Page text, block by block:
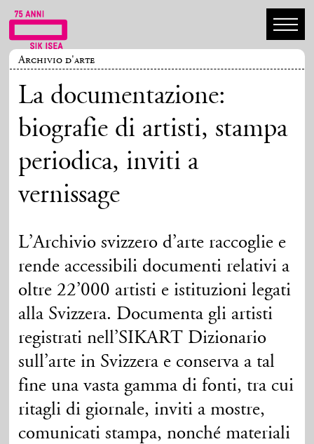
Archivio d'arte
La documentazione:
biografie di artisti, stampa
periodica, inviti a
vernissage
L’Archivio svizzero d’arte raccoglie e
rende accessibili documenti relativi a
oltre 22’000 artisti e istituzioni legati
alla Svizzera. Documenta gli artisti
registrati nell’SIKART Dizionario
sull’arte in Svizzera e conserva a tal
fine una vasta gamma di fonti, tra cui
ritagli di giornale, inviti a mostre,
comunicati stampa, nonché materiali